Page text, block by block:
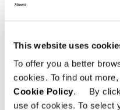
This website uses
To offer you a better
cookies. To find out
Cookie Policy. By
use of cookies. To select